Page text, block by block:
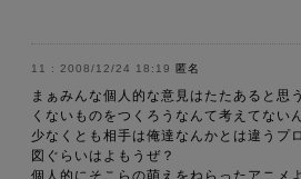
2008/12/24 18:19 匿名
まぁみんな個人的な意見はたたあると思
くないものをつくろうなんて考えてない
少なくとも相手は俺達なんかとは違うプ
図ぐらいはよもうぜ？
個人的にそこらの萌えをねらったアニメ